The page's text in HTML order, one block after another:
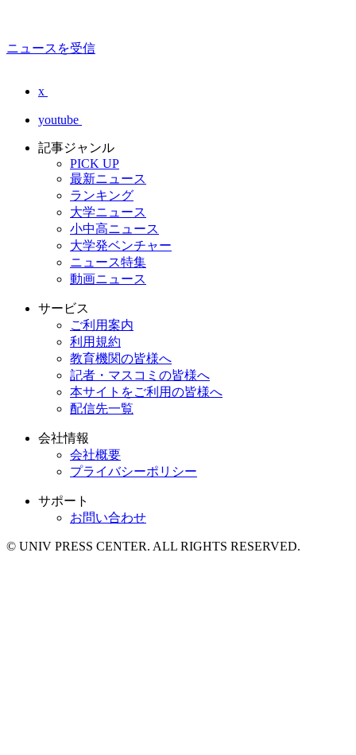
ニュースを受信
x
youtube
記事ジャンル
PICK UP
最新ニュース
ランキング
大学ニュース
小中高ニュース
大学発ベンチャー
ニュース特集
動画ニュース
サービス
ご利用案内
利用規約
教育機関の皆様へ
記者・マスコミの皆様へ
本サイトをご利用の皆様へ
配信先一覧
会社情報
会社概要
プライバシーポリシー
サポート
お問い合わせ
© UNIV PRESS CENTER. ALL RIGHTS RESERVED.